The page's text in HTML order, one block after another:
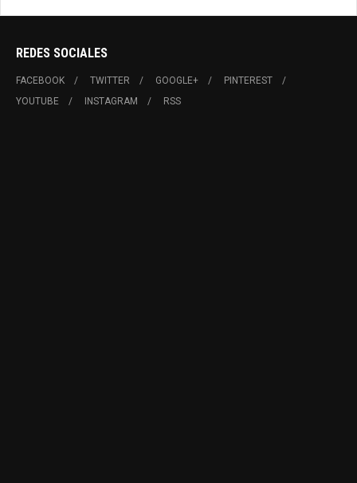
REDES SOCIALES
FACEBOOK TWITTER GOOGLE+
PINTEREST
YOUTUBE
INSTAGRAM RSS